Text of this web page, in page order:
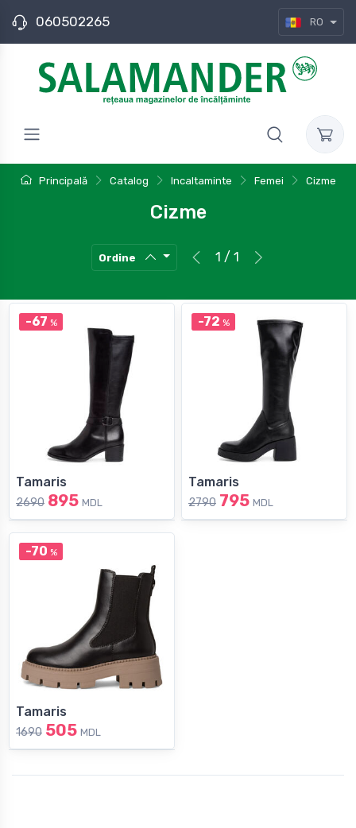
060502265 RO
Principală Catalog Incaltaminte Femei Cizme
Cizme
Ordine 1 / 1
-67 %
Tamaris
2690 895 MDL
-72 %
Tamaris
2790 795 MDL
-70 %
Tamaris
1690 505 MDL